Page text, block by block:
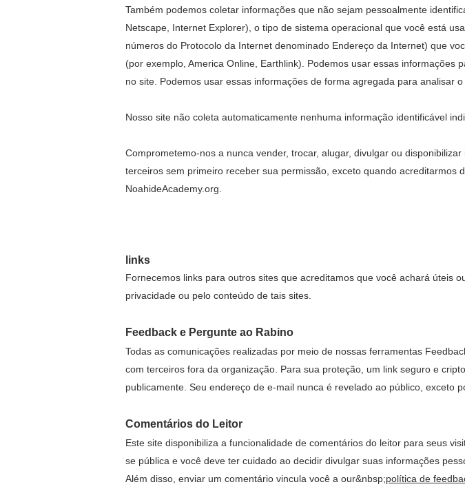
Também podemos coletar informações que não sejam pessoalmente
Netscape, Internet Explorer), o tipo de sistema operacional que você está
números do Protocolo da Internet denominado Endereço da Internet) que
(por exemplo, America Online, Earthlink). Podemos usar essas
no site. Podemos usar essas informações de forma agregada para analisar o
Nosso site não coleta automaticamente nenhuma informação identificável
Comprometemo-nos a nunca vender, trocar, alugar, divulgar ou
terceiros sem primeiro receber sua permissão, exceto quando
NoahideAcademy.org.
links
Fornecemos links para outros sites que acreditamos que você achará úteis
privacidade ou pelo conteúdo de tais sites.
Feedback e Pergunte ao Rabino
Todas as comunicações realizadas por meio de nossas ferramentas
com terceiros fora da organização. Para sua proteção, um link seguro e
publicamente. Seu endereço de e-mail nunca é revelado ao público, exceto
Comentários do Leitor
Este site disponibiliza a funcionalidade de comentários do leitor para seus
se pública e você deve ter cuidado ao decidir divulgar suas informações
Além disso, enviar um comentário vincula você a our&nbsp;política de